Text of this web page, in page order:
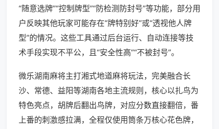
“随意选牌”“控制牌型”“防检测防封号”等功能，部分用
户反映其他玩家可能存在“牌特别好”或“透视他人牌
型”的情况。这些工具通过后台运行、自动连接等技
术手段实现不平公，且“安全性高”“不被封号”。
微乐湖南麻将主打湘式地道麻将玩法，完美融合长
沙、常德、益阳等湖南各地主流规则，核心以扎鸟为
特色亮点，胡牌后翻出鸟牌，对应分数直接翻倍，番
上番的刺激感拉满，全程仅使用筒条万核心花色牌，